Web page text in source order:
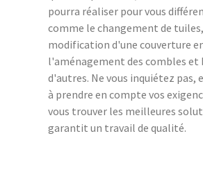
pourra réaliser pour vous
comme le changement de
modification d'une couverture
l'aménagement des combles et
d'autres. Ne vous inquiétez pas,
à prendre en compte vos
vous trouver les meilleures
garantit un travail de qualité.